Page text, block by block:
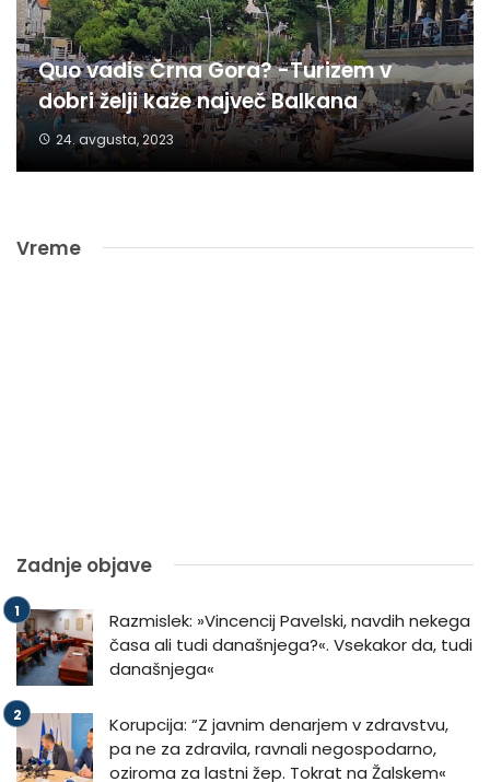
Quo vadis Črna Gora? -Turizem v
dobri želji kaže največ Balkana
24. avgusta, 2023
Vreme
Zadnje objave
Razmislek: »Vincencij Pavelski, navdih nekega
časa ali tudi današnjega?«. Vsekakor da, tudi
današnjega«
Korupcija: “Z javnim denarjem v zdravstvu,
pa ne za zdravila, ravnali negospodarno,
oziroma za lastni žep. Tokrat na Žalskem«